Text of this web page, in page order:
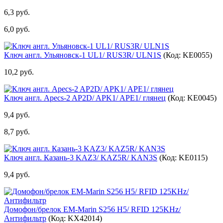
6,3 руб.
6,0 руб.
Ключ англ. Ульяновск-1 UL1/ RUS3R/ ULN1S (Код: KE0055)
10,2 руб.
Ключ англ. Apecs-2 AP2D/ APK1/ APE1/ глянец (Код: KE0045)
9,4 руб.
8,7 руб.
Ключ англ. Казань-3 KAZ3/ KAZ5R/ KAN3S (Код: KE0115)
9,4 руб.
Домофон/брелок EM-Marin S256 H5/ RFID 125KHz/
Антифильтр (Код: KX42014)